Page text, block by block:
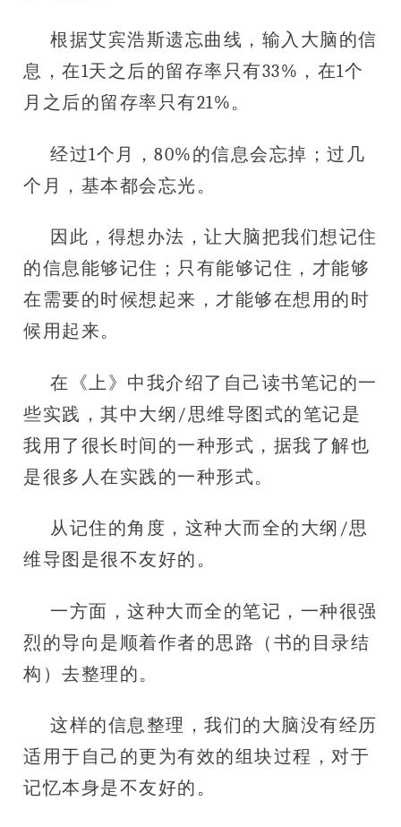
根据艾宾浩斯遗忘曲线，输入大脑的信
息，在1天之后的留存率只有33%，在1个
月之后的留存率只有21%。
经过1个月，80%的信息会忘掉；过几
个月，基本都会忘光。
因此，得想办法，让大脑把我们想记住
的信息能够记住；只有能够记住，才能够
在需要的时候想起来，才能够在想用的时
候用起来。
在《上》中我介绍了自己读书笔记的一
些实践，其中大纲/思维导图式的笔记是
我用了很长时间的一种形式，据我了解也
是很多人在实践的一种形式。
从记住的角度，这种大而全的大纲/思
维导图是很不友好的。
一方面，这种大而全的笔记，一种很强
烈的导向是顺着作者的思路（书的目录结
构）去整理的。
这样的信息整理，我们的大脑没有经历
适用于自己的更为有效的组块过程，对于
记忆本身是不友好的。